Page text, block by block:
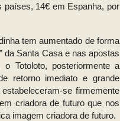
países, 14€ em Espanha, por
tem aumentado de forma
da Santa Casa e nas apostas
Totoloto, posteriormente a
retorno imediato e grande
se firmemente
criadora de futuro que nos
imagem criadora de futuro.